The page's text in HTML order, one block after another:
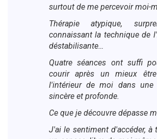
surtout de me percevoir moi-
Thérapie atypique,
connaissant la technique de
déstabilisante…
Quatre séances ont suffi
courir après un mieux
l'intérieur de moi dans une
sincère et profonde.
Ce que je découvre dépasse
J'ai le sentiment d'accéder, à